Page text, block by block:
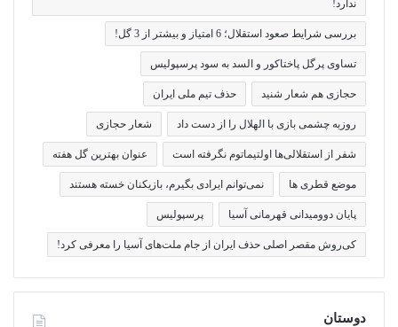
ندارد!
بررسی شرایط صعود استقلال؛ 6 امتیاز و بیشتر از 3 گل!
تساوی پرگل پاختاکور و السد به سود پرسپولیس
حجازی هم شعار شنید حذف تیم ملی ایران
روزبه چشمی بازی با الهلال را از دست داد شعار حجازی
شفر از استقلالی‌ها اولتیماتوم نگرفته است عنوان بهترین گل هفته
موضع قطری ها نمی‌توانم ایرادی بگیرم، بازیکنان خسته هستند
پایان دوومیدانی قهرمانی آسیا پرسپولیس
کی‌روش مقصر اصلی حذف ایران از جام ملت‌های آسیا را معرفی کرد!
دوستان